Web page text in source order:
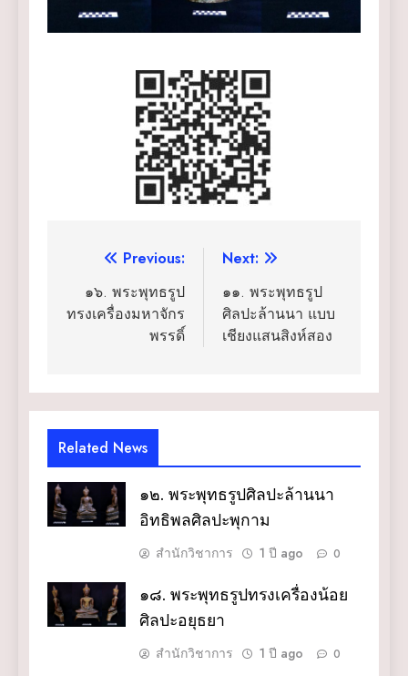
แนะแนว
เรื่อง
Previous:
๑๖. พระพุทธรูป
ทรงเครื่องมหาจักร
พรรดิ์
Next:
๑๑. พระพุทธรูป
ศิลปะล้านนา แบบ
เชียงแสนสิงห์สอง
Related News
๑๒. พระพุทธรูปศิลปะล้านนา
อิทธิพลศิลปะพุกาม
สำนักวิชาการ 1 ปี ago 0
๑๘. พระพุทธรูปทรงเครื่องน้อย
ศิลปะอยุธยา
สำนักวิชาการ 1 ปี ago 0